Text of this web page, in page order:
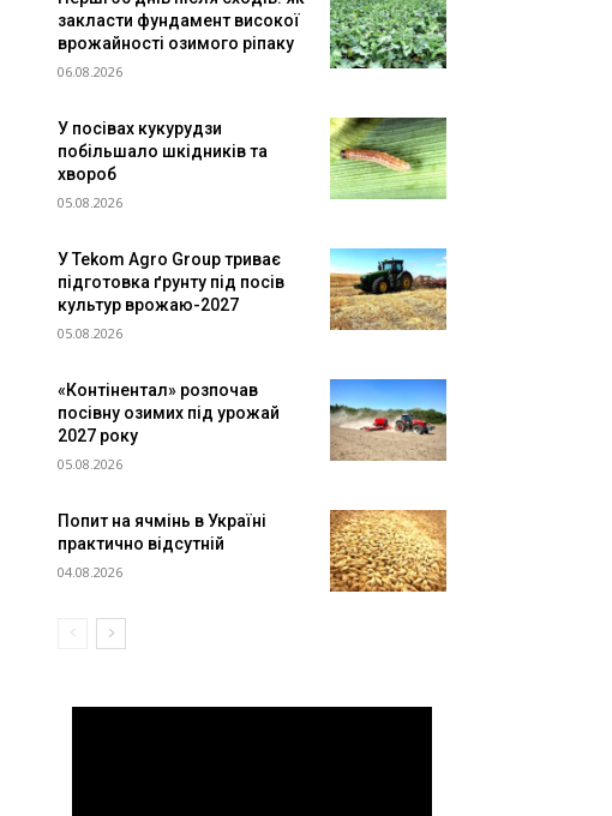
закласти фундамент високої
врожайності озимого ріпаку
06.08.2026
У посівах кукурудзи
побільшало шкідників та
хвороб
05.08.2026
У Tekom Agro Group триває
підготовка ґрунту під посів
культур врожаю-2027
05.08.2026
«Контінентал» розпочав
посівну озимих під урожай
2027 року
05.08.2026
Попит на ячмінь в Україні
практично відсутній
04.08.2026